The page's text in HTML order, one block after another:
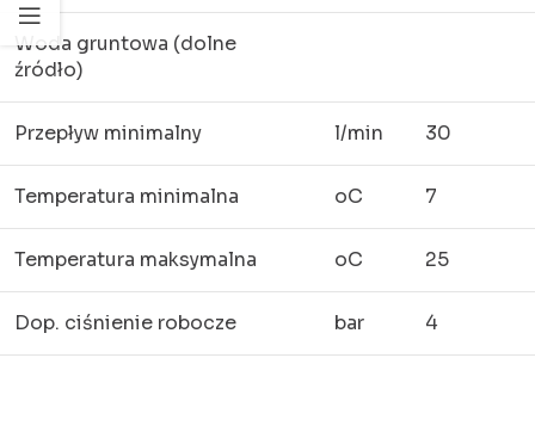
Woda gruntowa (dolne
źródło)
Przepływ minimalny l/min 30
Temperatura minimalna oC 7
Temperatura maksymalna oC 25
Dop. ciśnienie robocze bar 4